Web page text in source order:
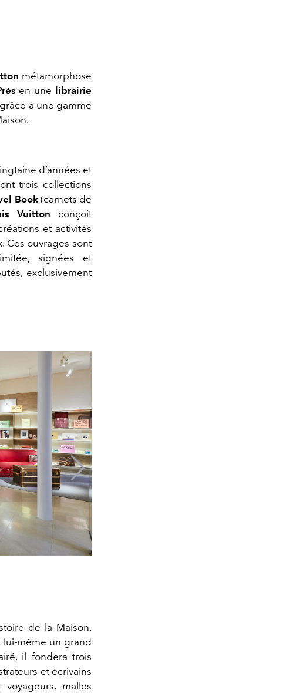
métamorphose
en une
librairie
à une gamme
d’années et
trois collections
Book(carnets de
Vuitton conçoit
et activités
Ces ouvrages sont
signées et
exclusivement
de la Maison.
lui-même un grand
il fondera trois
et écrivains
malles